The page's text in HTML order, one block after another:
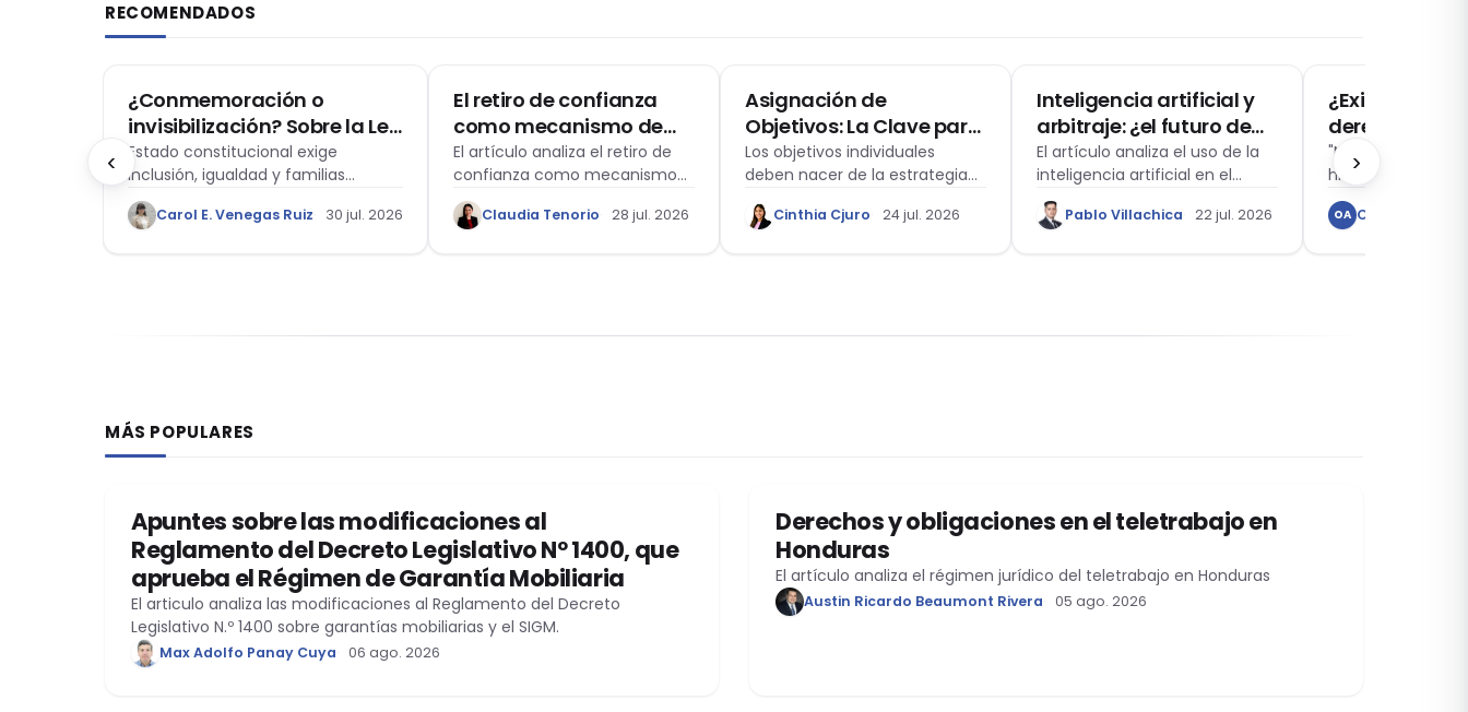
RECOMENDADOS
‹
DERECHOS HUMANOS
¿Conmemoración o
invisibilización? Sobre la Ley
que declara el mes de junio
como el “Mes de la Vida y la
Familia”
Estado constitucional exige
inclusión, igualdad y familias
diversas.
Carol E. Venegas Ruiz 30 jul. 2026
El retiro de confianza
como mecanismo de
desvinculación laboral:
reflexiones a propósito
de la casación laboral
29553-2024 loreto
El artículo analiza el retiro de
confianza como mecanismo
de desvinculación laboral y las
nuevas interpretaciones
Claudia Tenorio 28 jul. 2026
Asignación de
Objetivos: La Clave para
Conectar Estrategia y
Ejecución
Los objetivos individuales
deben nacer de la estrategia
Cinthia Cjuro 24 jul. 2026
Inteligencia artificial y
arbitraje: ¿el futuro de
los árbitros?
El artículo analiza el uso de la
inteligencia artificial en el
arbitraje.
Pablo Villachica 22 jul. 2026
¿Existe un
derechos
Reflexiones
limitaciones
herramientas
control del
"Nos
histórico en el
se han puesto a
Pazo Pineda)
OA Oscar Andrés
›
MÁS POPULARES
DERECHO REGISTRAL
Apuntes sobre las modificaciones al
Reglamento del Decreto Legislativo Nº 1400, que
aprueba el Régimen de Garantía Mobiliaria
El articulo analiza las modificaciones al Reglamento del Decreto
Legislativo N.º 1400 sobre garantías mobiliarias y el SIGM.
Max Adolfo Panay Cuya 06 ago. 2026
Derechos y obligaciones en el teletrabajo en
Honduras
El artículo analiza el régimen jurídico del teletrabajo en Honduras
Austin Ricardo Beaumont Rivera 05 ago. 2026